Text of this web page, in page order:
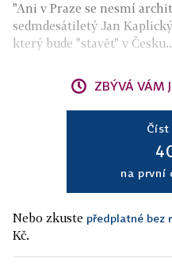
"Ani v Praze se nesmí
sedmdesátiletý Jan
který bude "stavět" v
ZBÝVÁ VÁM
Číst
na první
Nebo zkuste předplatné bez
Kč.